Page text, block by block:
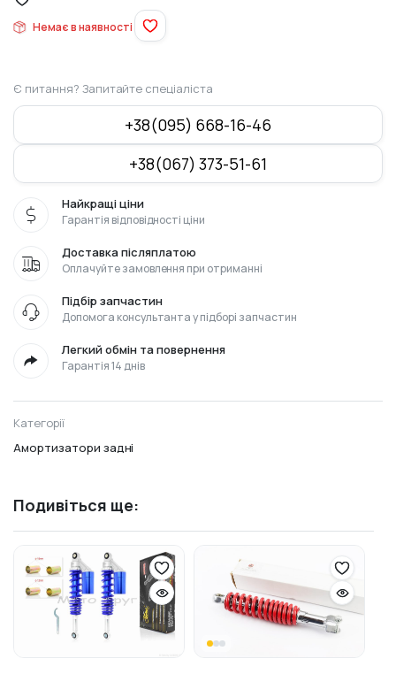
2
грн..
Немає в наявності
Є питання? Запитайте спеціаліста
+38(095) 668-16-46
+38(067) 373-51-61
Найкращі ціни
Гарантія відповідності ціни
Доставка післяплатою
Оплачуйте замовлення при отриманні
Підбір запчастин
Допомога консультанта у підборі запчастин
Легкий обмін та повернення
Гарантія 14 днів
Категорії
Амортизатори задні
Подивіться ще: